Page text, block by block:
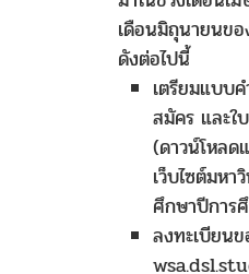
เดือนมิถุนายนข
ดังต่อไปนี้
เตรียมแบบ
สมัคร และใ
(ดาวน์โหลด
เว็บไซต์มห
ศึกษาปีการ
ลงทะเบียน